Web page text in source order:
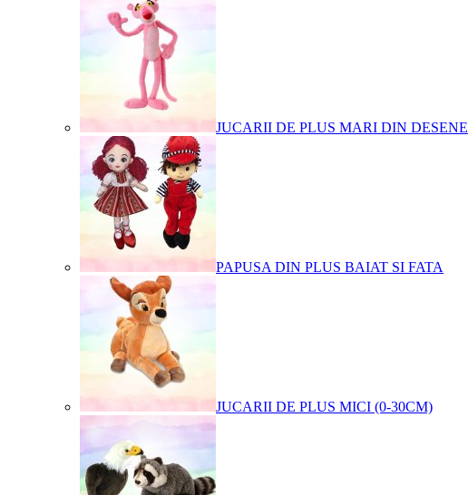
JUCARII DE PLUS MARI DIN DESENE
PAPUSA DIN PLUS BAIAT SI FATA
JUCARII DE PLUS MICI (0-30CM)